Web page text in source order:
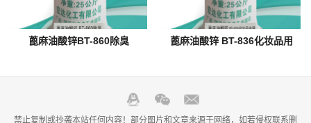
蓖麻油酸锌BT-860除臭 蓖麻油酸锌 BT-836化妆品用
禁止复制或抄袭本站任何内容！部分图片和文章来源于网络，如若侵权联系删